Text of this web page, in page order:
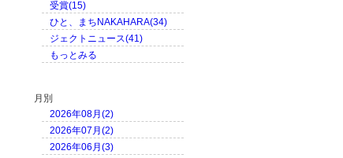
受賞(15)
ひと、まちNAKAHARA(34)
ジェクトニュース(41)
もっとみる
月別
2026年08月(2)
2026年07月(2)
2026年06月(3)